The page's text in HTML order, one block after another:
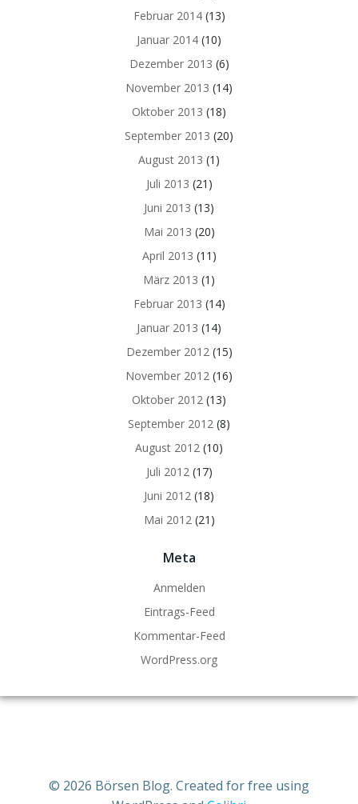
Februar 2014(13)
Januar 2014 (10)
Dezember 2013 (6)
November 2013 (14)
Oktober 2013 (18)
September 2013 (20)
August 2013 (1)
Juli 2013 (21)
Juni 2013 (13)
Mai 2013 (20)
April 2013 (11)
März 2013 (1)
Februar 2013 (14)
Januar 2013 (14)
Dezember 2012(15)
November 2012 (16)
Oktober 2012 (13)
September 2012 (8)
August 2012 (10)
Juli 2012(17)
Juni 2012 (18)
Mai 2012(21)
Meta
Anmelden
Eintrags-Feed
Kommentar-Feed
WordPress.org
© 2026 Börsen Blog. Created for free using